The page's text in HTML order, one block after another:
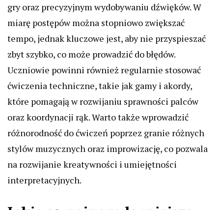
gry oraz precyzyjnym wydobywaniu dźwięków. W
miarę postępów można stopniowo zwiększać
tempo, jednak kluczowe jest, aby nie przyspieszać
zbyt szybko, co może prowadzić do błędów.
Uczniowie powinni również regularnie stosować
ćwiczenia techniczne, takie jak gamy i akordy,
które pomagają w rozwijaniu sprawności palców
oraz koordynacji rąk. Warto także wprowadzić
różnorodność do ćwiczeń poprzez granie różnych
stylów muzycznych oraz improwizację, co pozwala
na rozwijanie kreatywności i umiejętności
interpretacyjnych.